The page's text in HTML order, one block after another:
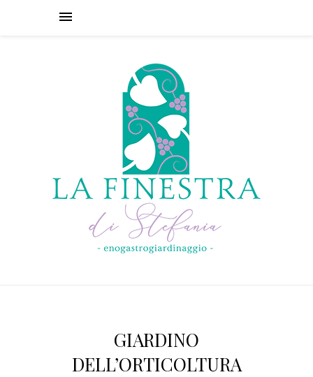
GIARDINO
DELL’ORTICOLTURA